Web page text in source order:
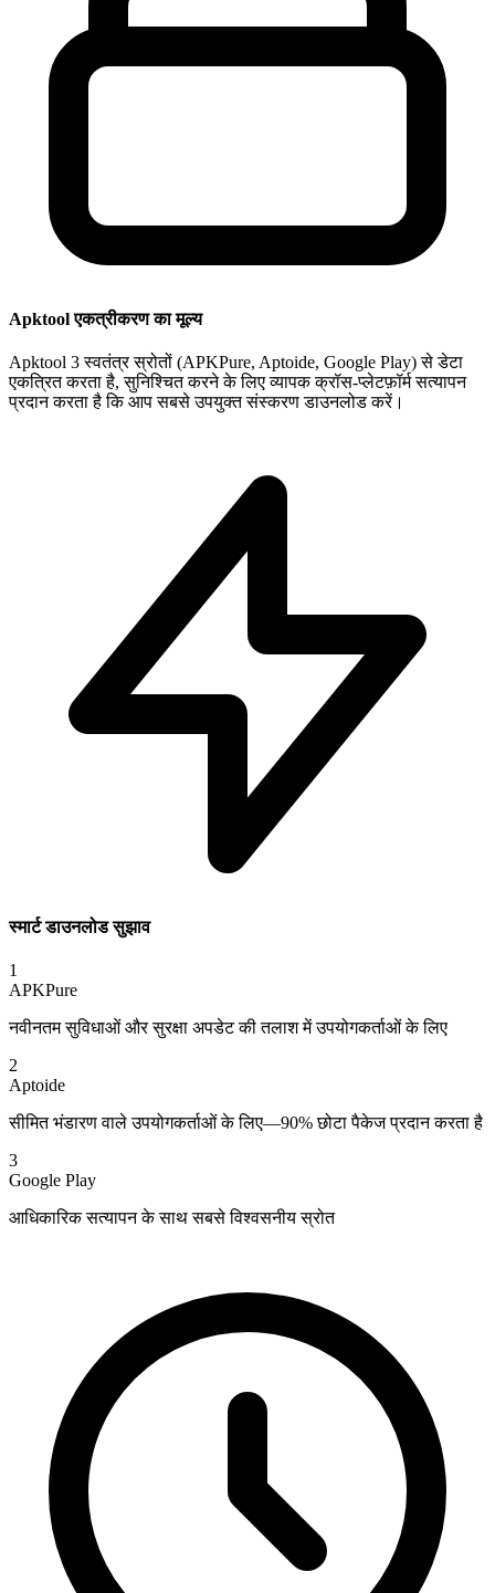
Apktool एकत्रीकरण का मूल्य
Apktool 3 स्वतंत्र स्रोतों (APKPure, Aptoide, Google Play) से डेटा
एकत्रित करता है, सुनिश्चित करने के लिए व्यापक क्रॉस-प्लेटफ़ॉर्म सत्यापन
प्रदान करता है कि आप सबसे उपयुक्त संस्करण डाउनलोड करें।
स्मार्ट डाउनलोड सुझाव
1
APKPure
नवीनतम सुविधाओं और सुरक्षा अपडेट की तलाश में उपयोगकर्ताओं के लिए
2
Aptoide
सीमित भंडारण वाले उपयोगकर्ताओं के लिए—90% छोटा पैकेज प्रदान करता है
3
Google Play
आधिकारिक सत्यापन के साथ सबसे विश्वसनीय स्रोत